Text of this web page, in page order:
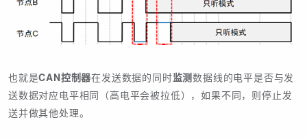
也就是CAN控制器在发送数据的同时监测数据线的电平是否与发
送数据对应电平相同（高电平会被拉低），如果不同，则停止发
送并做其他处理。